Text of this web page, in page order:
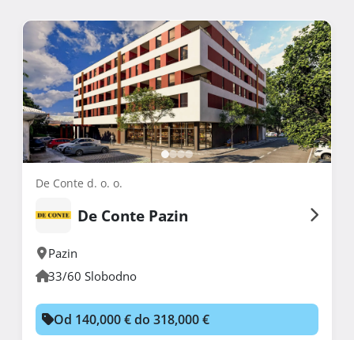
De Conte d. o. o.
De Conte Pazin
Pazin
33/60 Slobodno
Od 140,000 € do 318,000 €